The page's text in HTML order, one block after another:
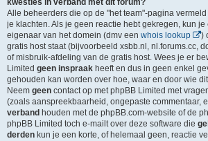
Alle beheerders die op de "het team"-pagina
je klachten. Als je geen reactie hebt gekregen, kun
eigenaar van het domein (dmv een whois lookup
)
gratis host staat (bijvoorbeeld xsbb.nl, nl.forums.cc,
of misbruik-afdeling van de gratis host. Wees je er
Limited geen inspraak heeft en dus in geen enkel
gehouden kan worden over hoe, waar en door wie
Neem geen contact op met phpBB Limited met
(zoals aanspreekbaarheid, ongepaste commentaar,
verband houden met de phpBB.com-website of de
phpBB Limited toch e-mailt over deze software die
derden kun je een korte, of helemaal geen, reactie